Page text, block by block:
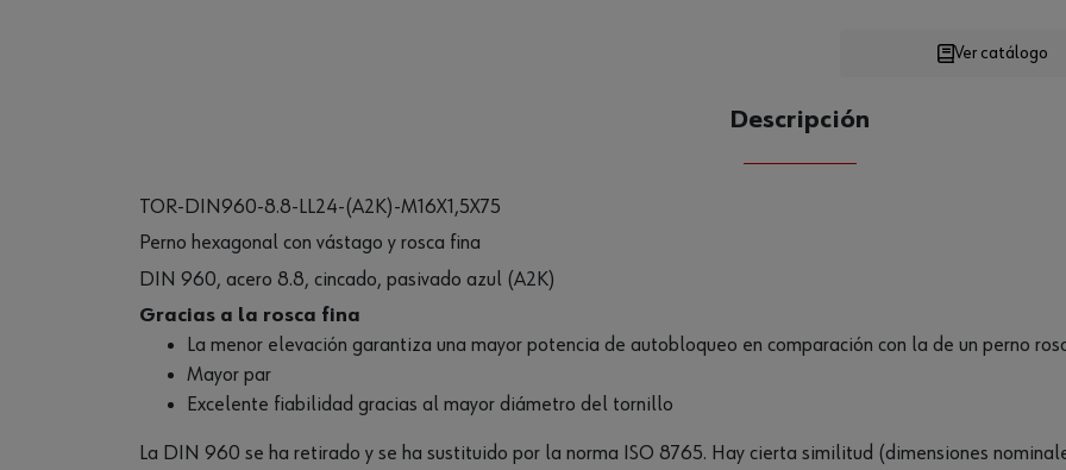
CANTIDAD
Ver catálogo
Descripción
TOR-DIN960-8.8-LL24-(A2K)-M16X1,5X75
Perno hexagonal con vástago y rosca fina
DIN 960, acero 8.8, cincado, pasivado azul (A2K)
Gracias a la rosca fina
La menor elevación garantiza una mayor potencia de autobloqueo en comparación con la de un perno
Mayor par
Excelente fiabilidad gracias al mayor diámetro del tornillo
La DIN 960 se ha retirado y se ha sustituido por la norma ISO 8765. Hay cierta similitud (dimensiones